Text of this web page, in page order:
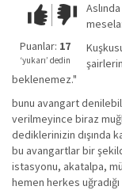
Çok iyi!O
kadar
iyi
değil!
Puanlar: 17
‘yukarı’ dedin
mesela:
beklenemez."
bunu avangart
verilmeyince biraz
dediklerinizin dışında
bu avangartlar bir
istasyonu, akatalpa,
hemen herkes